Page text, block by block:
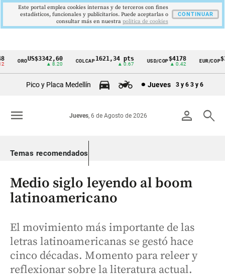
Cintillo
Colombia
OROUS$3342,60
▲ 8.20
COLCAP1621,34 pts
▲ 0.67
USD/COP$4178
▲ 0.42
EUR/COP
Pico y Placa Medellín Jueves 3 y 6 3 y 6
person search
Jueves, 6 de Agosto de 2026
menu
Temas recomendados
Medio siglo leyendo al boom
latinoamericano
El movimiento más importante de las
letras latinoamericanas se gestó hace
cinco décadas. Momento para releer y
reflexionar sobre la literatura actual.
Este portal emplea cookies internas y de terceros con fines
estadísticos, funcionales y publicitarios. Puede aceptarlas o
consultar más en nuestra politica de cookies
CONTINUAR